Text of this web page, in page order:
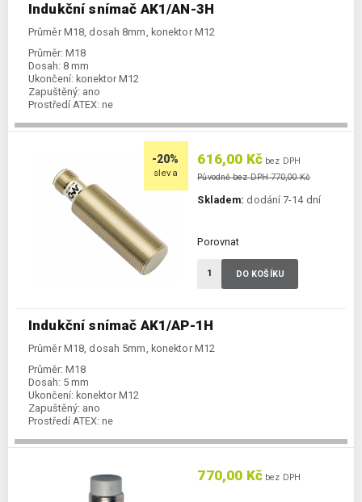
Indukční snímač AK1/AN-3H
Průměr M18, dosah 8mm, konektor M12
Průměr: M18
Dosah: 8 mm
Ukončení: konektor M12
Zapuštěný: ano
Prostředí ATEX: ne
-20%
sleva
Indukční snímač AK1/AP-1H
Průměr M18, dosah 5mm, konektor M12
Průměr: M18
Dosah: 5 mm
Ukončení: konektor M12
Zapuštěný: ano
Prostředí ATEX: ne
616,00 Kč bez DPH
Původně bez DPH 770,00 Kč
Skladem: dodání 7-14 dní
Porovnat
DO KOŠÍKU
770,00 Kč bez DPH